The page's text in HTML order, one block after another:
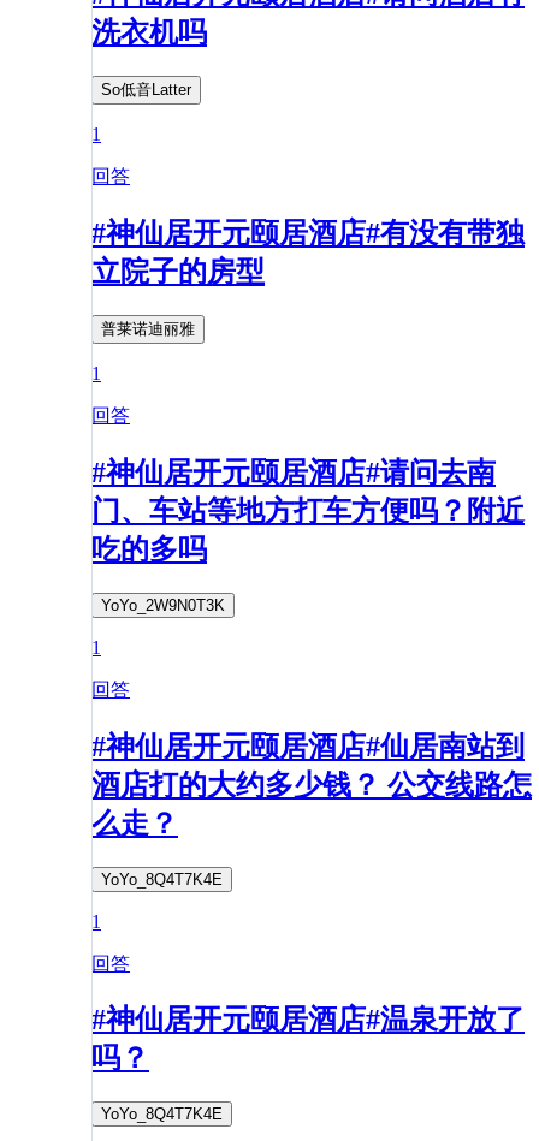
洗衣机吗
So低音Latter
1
回答
#神仙居开元颐居酒店#有没有带独
立院子的房型
普莱诺迪丽雅
1
回答
#神仙居开元颐居酒店#请问去南
门、车站等地方打车方便吗？附近
吃的多吗
YoYo_2W9N0T3K
1
回答
#神仙居开元颐居酒店#仙居南站到
酒店打的大约多少钱？ 公交线路怎
么走？
YoYo_8Q4T7K4E
1
回答
#神仙居开元颐居酒店#温泉开放了
吗？
YoYo_8Q4T7K4E